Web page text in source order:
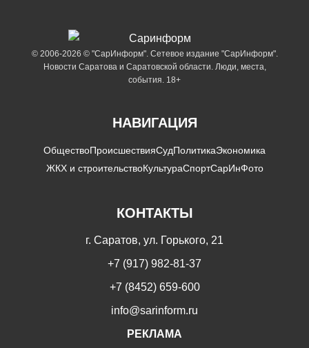
© 2006-2026 © "СарИнформ". Сетевое издание "СарИнформ".
Новости Саратова и Саратовской области. Люди, места,
события. 18+
НАВИГАЦИЯ
ОбществоПроисшествияСудПолитикаЭкономика
ЖКХ и строительствоКультураСпортСарИнФото
КОНТАКТЫ
г. Саратов, ул. Горького, 21
+7 (917) 982-81-37
+7 (8452) 659-600
info@sarinform.ru
РЕКЛАМА